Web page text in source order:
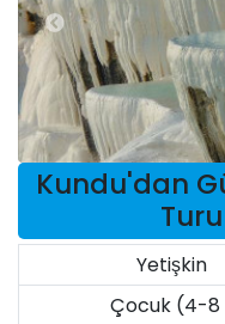
Kundu'dan
Yetişkin
Çocuk (4-8